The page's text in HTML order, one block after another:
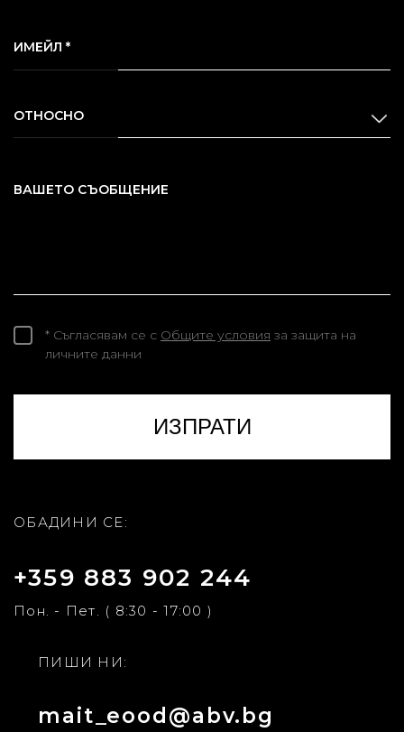
ИМЕЙЛ *
ОТНОСНО
ВАШЕТО СЪОБЩЕНИЕ
* Съгласявам се с Общите условия за защита на
личните данни
ОБАДИНИ СЕ:
+359 883 902 244
Пон. - Пет. ( 8:30 - 17:00 )
ПИШИ НИ:
mait_eood@abv.bg